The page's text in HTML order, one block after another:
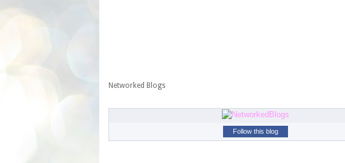
Networked Blogs
Follow this blog